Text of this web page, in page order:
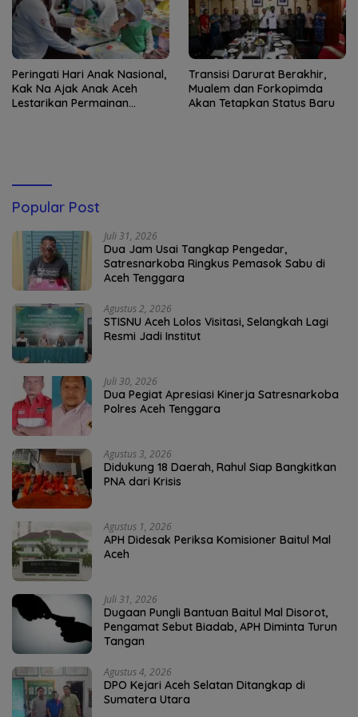
Peringati Hari Anak Nasional,
Kak Na Ajak Anak Aceh
Lestarikan Permainan
Transisi Darurat Berakhir,
Mualem dan Forkopimda
Akan Tetapkan Status Baru
Popular Post
Juli 31, 2026
Dua Jam Usai Tangkap Pengedar,
Satresnarkoba Ringkus Pemasok Sabu di
Aceh Tenggara
Agustus 2, 2026
STISNU Aceh Lolos Visitasi, Selangkah Lagi
Resmi Jadi Institut
Juli 30, 2026
Dua Pegiat Apresiasi Kinerja Satresnarkoba
Polres Aceh Tenggara
Agustus 3, 2026
Didukung 18 Daerah, Rahul Siap Bangkitkan
PNA dari Krisis
Agustus 1, 2026
APH Didesak Periksa Komisioner Baitul Mal
Aceh
Juli 31, 2026
Dugaan Pungli Bantuan Baitul Mal Disorot,
Pengamat Sebut Biadab, APH Diminta Turun
Tangan
Agustus 4, 2026
DPO Kejari Aceh Selatan Ditangkap di
Sumatera Utara